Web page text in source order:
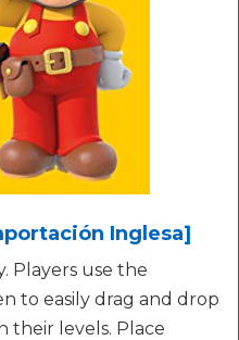
Inglesa]
Players use the
to easily drag and drop
their levels. Place